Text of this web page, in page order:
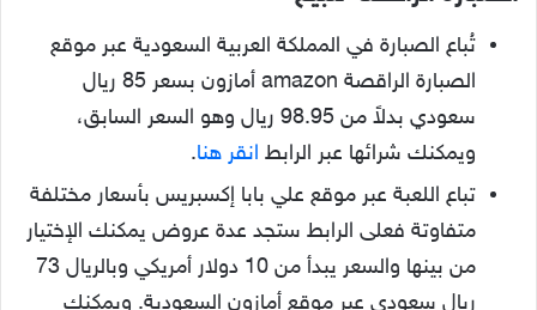
تُباع الصبارة في المملكة العربية السعودية عبر موقع
الصبارة الراقصة amazon أمازون بسعر 85 ريال
سعودي بدلاً من 98.95 ريال وهو السعر السابق،
ويمكنك شرائها عبر الرابط انقر هنا.
تباع اللعبة عبر موقع علي بابا إكسبريس بأسعار مختلفة
متفاوتة فعلى الرابط ستجد عدة عروض يمكنك الإختيار
من بينها والسعر يبدأ من 10 دولار أمريكي وبالريال 73
ريال سعودي عبر موقع أمازون السعودية. ويمكنك